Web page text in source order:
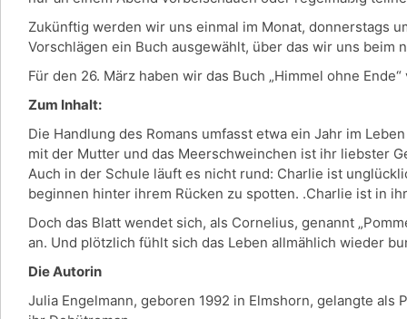
Zukünftig werden wir uns einmal im Monat, donnerstags
Vorschlägen ein Buch ausgewählt, über das wir uns beim
Für den 26. März haben wir das Buch „Himmel ohne
Zum Inhalt:
Die Handlung des Romans umfasst etwa ein Jahr im
mit der Mutter und das Meerschweinchen ist ihr liebster
Auch in der Schule läuft es nicht rund: Charlie ist
beginnen hinter ihrem Rücken zu spotten. .Charlie ist in
Doch das Blatt wendet sich, als Cornelius, genannt
an. Und plötzlich fühlt sich das Leben allmählich wieder
Die Autorin
Julia Engelmann, geboren 1992 in Elmshorn, gelangte